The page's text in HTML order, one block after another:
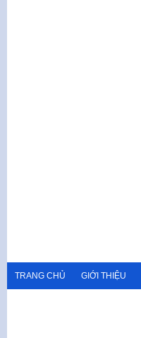
TRANG CHỦ GIỚI THIỆU